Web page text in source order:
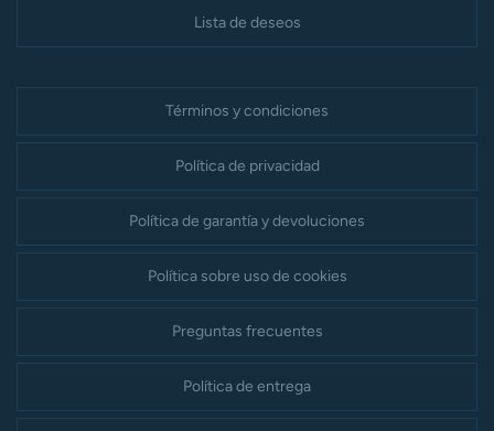
Lista de deseos
Términos y condiciones
Política de privacidad
Política de garantía y devoluciones
Política sobre uso de cookies
Preguntas frecuentes
Política de entrega